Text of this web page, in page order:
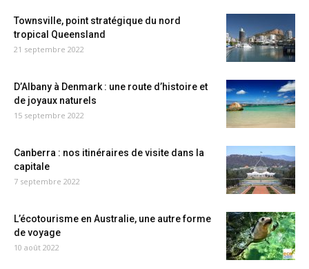
Townsville, point stratégique du nord
tropical Queensland
21 septembre 2022
D’Albany à Denmark : une route d’histoire et
de joyaux naturels
15 septembre 2022
Canberra : nos itinéraires de visite dans la
capitale
7 septembre 2022
L’écotourisme en Australie, une autre forme
de voyage
10 août 2022